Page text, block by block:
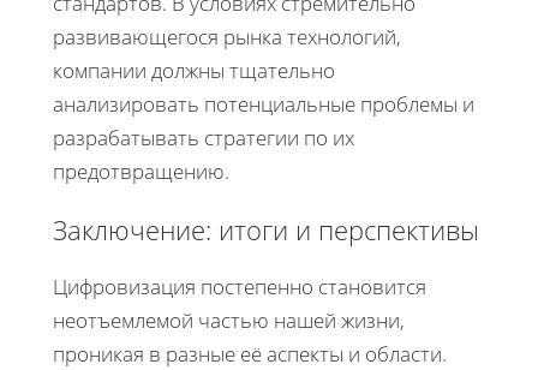
развивающегося рынка технологий,
компании должны тщательно
анализировать потенциальные проблемы и
разрабатывать стратегии по их
предотвращению.
Заключение: итоги и перспективы
Цифровизация постепенно становится
неотъемлемой частью нашей жизни,
проникая в разные её аспекты и области.